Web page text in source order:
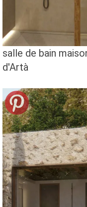
salle de bain
d'Artà